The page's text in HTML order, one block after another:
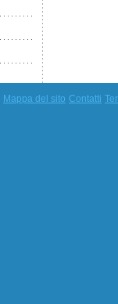
Mappa del sito Contatti